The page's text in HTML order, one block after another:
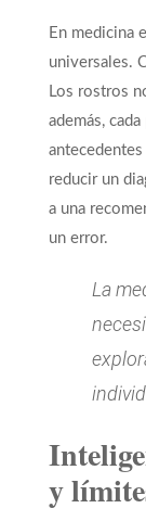
En medicina
universales.
Los rostros
además,
reducir un
a una
un error.
La
y